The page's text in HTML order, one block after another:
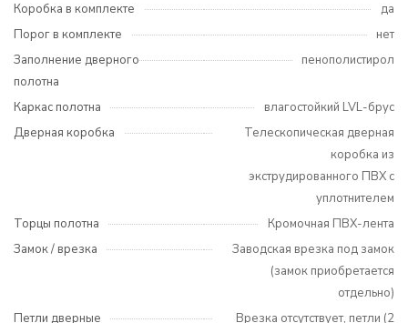
Коробка в комплекте
да
Порог в комплекте
нет
Заполнение дверного
полотна
пенополистирол
Каркас полотна
влагостойкий LVL-брус
Дверная коробка
Телескопическая дверная
коробка из
экструдированного ПВХ с
уплотнителем
Торцы полотна
Кромочная ПВХ-лента
Замок / врезка
Заводская врезка под замок
(замок приобретается
отдельно)
Петли дверные
Врезка отсутствует, петли (2